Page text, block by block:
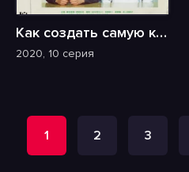
Как создать самую крутую рок-группу
2020, 10 серия
1 2 3